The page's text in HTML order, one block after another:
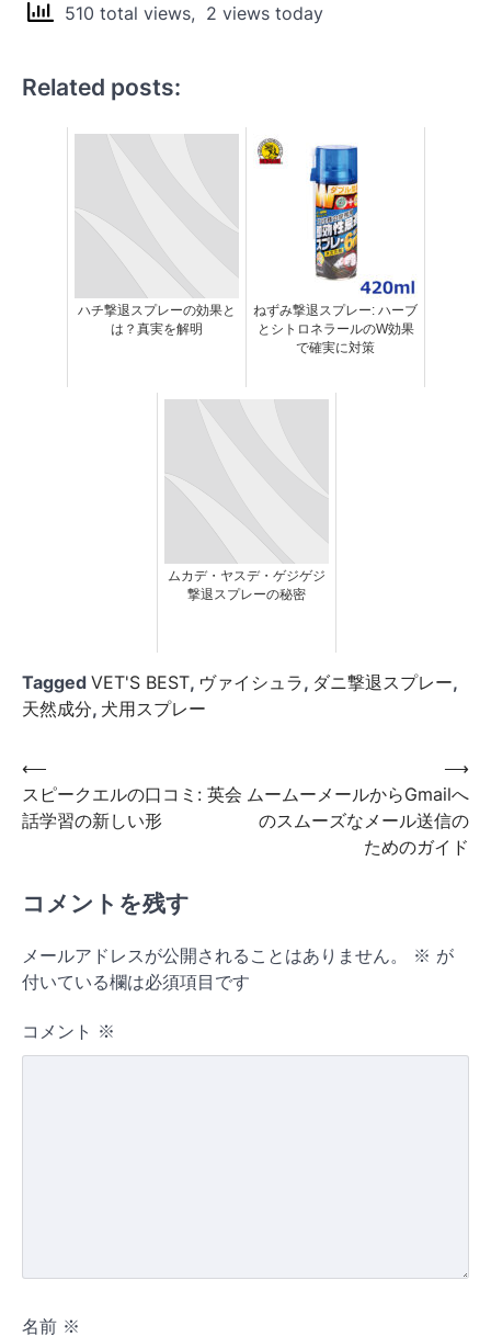
510 total views, 2 views today
Related posts:
ハチ撃退スプレーの効果と
は？真実を解明
ねずみ撃退スプレー: ハーブ
とシトロネラールのW効果
で確実に対策
ムカデ・ヤスデ・ゲジゲジ
撃退スプレーの秘密
Tagged VET'S BEST, ヴァイシュラ, ダニ撃退スプレー,
天然成分, 犬用スプレー
投
稿
ナ
ゲ
シ
ン
⟵
​スピークエルの口コミ: 英会
話学習の新しい形
ムームーメールからGmailへ
のスムーズなメール送信の
ためのガイド
⟶
コメントを残す
メールアドレスが公開されることはありません。 ※ が
付いている欄は必須項目です
コメント ※
名前 ※